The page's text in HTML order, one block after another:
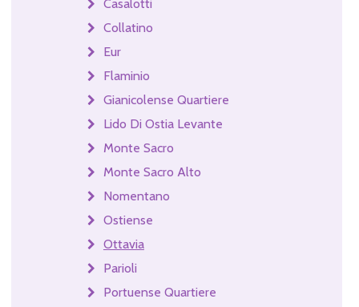
Casalotti
Collatino
Eur
Flaminio
Gianicolense Quartiere
Lido Di Ostia Levante
Monte Sacro
Monte Sacro Alto
Nomentano
Ostiense
Ottavia
Parioli
Portuense Quartiere